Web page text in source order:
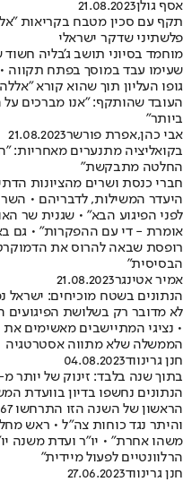
אסף גולן21.08.2023
תקף עם סכין מטבח בקריאות
פלשתיני שדקר ישראלי
מוחמד בסיוני תושב ג'בליה חשוד
שעימו עבד במוסך בפתח תקווה
גופו העליון תוך שהוא קורא
העובד שהותקף: "אנו מברכים
ביותר"
אבי כהן,אפרת פורשר21.08.2023
בקואליציה מתנערים מאחריות:
החלטה מתבקשת"
חברי כנסת ושרים מהציונות
היעדר המשילות, לדבריהם •
לפני הפיגוע הבא" • שגנית שר
אומרת - די עם ההפקרות" • גם
רופסת שבאה להרוס את
הבסיסית"
אמיר אטינגר21.08.2023
הנתונים בשטח מוכיחים: ישראל
לא מדובר רק בשלושת הפיגועים
• נציגי המתיישבים מאשימים
הממשלה שלא מתווה אסטרטגיה
חנן גרינווד04.08.2023
בתוך שנה בלבד: זינוק של יותר מ-100 אחוז במספר פעולות
הנתונים נחשפו בדיון בוועדת
והיתר נגד כוחות צה"ל • ראש
משהו אחרת" • יו"ר ועדת משנה
הרלוונטיים לפעול מיידית"
חנן גרינווד27.06.2023